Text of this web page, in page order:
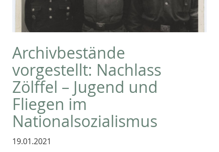
Archivbestände
vorgestellt: Nachlass
Zölffel – Jugend und
Fliegen im
Nationalsozialismus
19.01.2021